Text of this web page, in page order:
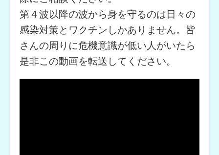
第４波以降の波から身を守るのは日々の
感染対策とワクチンしかありません。皆
さんの周りに危機意識が低い人がいたら
是非この動画を転送してください。